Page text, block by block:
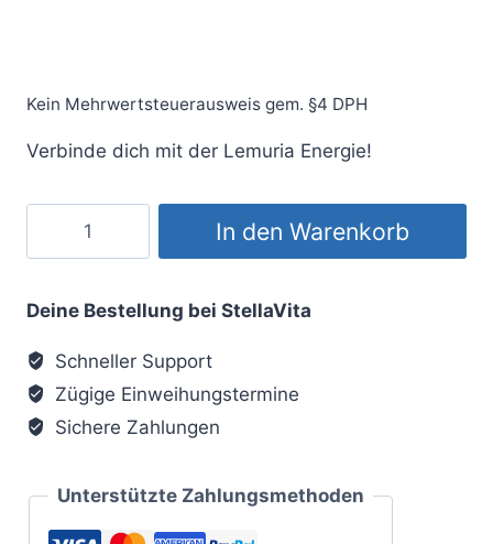
Kein Mehrwertsteuerausweis gem. §4 DPH
Verbinde dich mit der Lemuria Energie!
+
1-
4
Menge
In den Warenkorb
Deine Bestellung bei StellaVita
Schneller Support
Zügige Einweihungstermine
Sichere Zahlungen
Unterstützte Zahlungsmethoden